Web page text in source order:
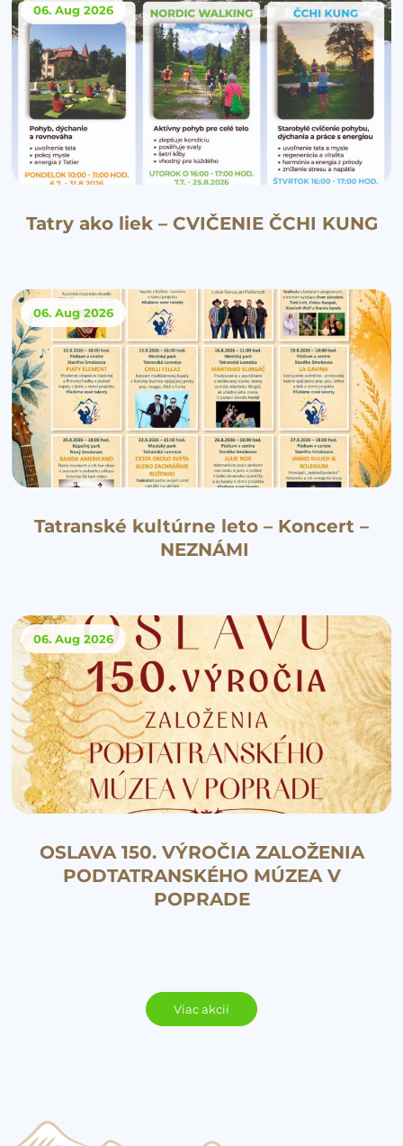
06. Aug 2026
Tatry ako liek – CVIČENIE ČCHI KUNG
06. Aug 2026
Tatranské kultúrne leto – Koncert –
NEZNÁMI
06. Aug 2026
OSLAVA 150. VÝROČIA ZALOŽENIA
PODTATRANSKÉHO MÚZEA V
POPRADE
Viac akcií